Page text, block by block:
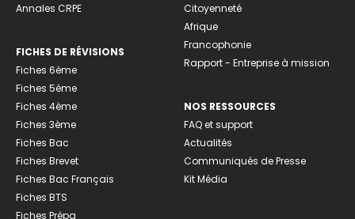
Annales CRPE
FICHES DE RÉVISIONS
Fiches 6ème
Fiches 5ème
Fiches 4ème
Fiches 3ème
Fiches Bac
Fiches Brevet
Fiches Bac Français
Fiches BTS
Fiches Prépa
Citoyenneté
Afrique
Francophonie
Rapport - Entreprise à mission
NOS RESSOURCES
FAQ et support
Actualités
Communiqués de Presse
Kit Média